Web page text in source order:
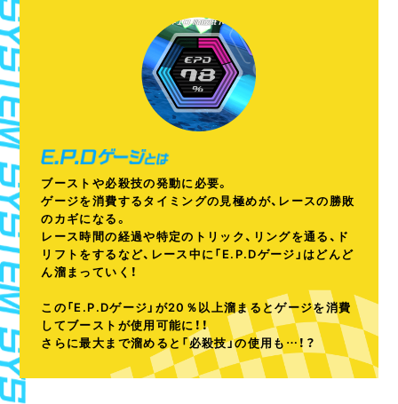
ブーストや必殺技の発動に必要。
ゲージを消費するタイミングの見極めが、レースの勝敗
のカギになる。
レース時間の経過や特定のトリック、リングを通る、ド
リフトをするなど、レース中に「E.P.Dゲージ」はどんど
ん溜まっていく！
この「E.P.Dゲージ」が20％以上溜まるとゲージを消費
してブーストが使用可能に！！
さらに最大まで溜めると「必殺技」の使用も…！？